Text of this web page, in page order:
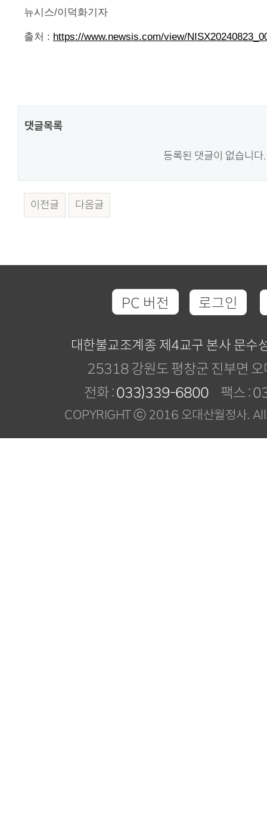
뉴시스/이덕화기자
출처 : https://www.newsis.com/view/
댓글목록
등록된 댓글이 없습니다.
이전글 다음글
PC 버전 로그인
대한불교조계종 제4교구 본사 문수
25318 강원도 평창군 진부면
전화 :033)339-6800 팩스 :
COPYRIGHT ⓒ 2016 오대산월정사.